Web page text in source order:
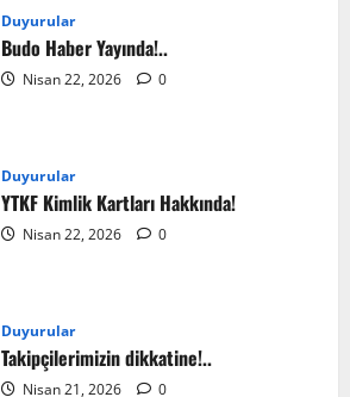
Duyurular
Budo Haber Yayında!..
Nisan 22, 2026 0
Duyurular
YTKF Kimlik Kartları Hakkında!
Nisan 22, 2026 0
Duyurular
Takipçilerimizin dikkatine!..
Nisan 21, 2026 0